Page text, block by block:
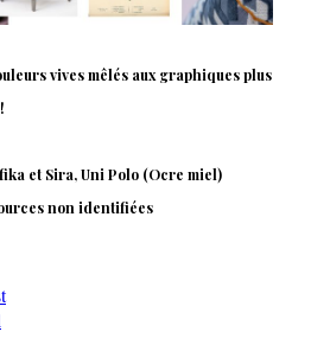
vives mêlés aux graphiques plus
et Sira, Uni Polo (Ocre miel)
non identifiées